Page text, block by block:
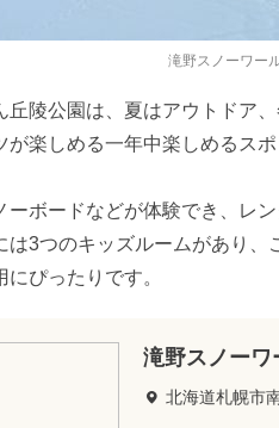
滝野スノーワー
丘陵公園は、夏はアウトドア
が楽しめる一年中楽しめるスポ
ーボードなどが体験でき、レ
は3つのキッズルームがあり
ぴったりです。
滝野スノーワ
北海道札幌市